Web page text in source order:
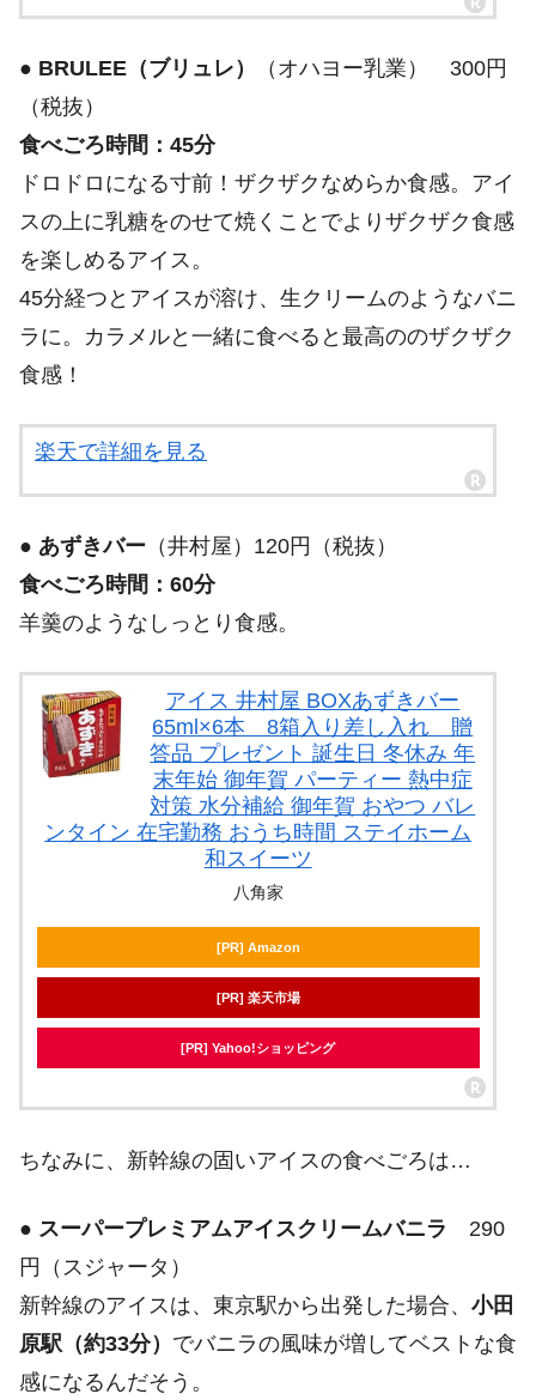
● BRULEE（ブリュレ）
（オハヨー乳業） 300円
（税抜）
食べごろ時間：45分
ドロドロになる寸前！ザクザクなめらか食感。アイ
スの上に乳糖をのせて焼くことでよりザクザク食感
を楽しめるアイス。
45分経つとアイスが溶け、生クリームのようなバニ
ラに。カラメルと一緒に食べると最高ののザクザク
食感！
楽天で詳細を見る
● あずきバー （井村屋）120円（税抜）
食べごろ時間：60分
羊羹のようなしっとり食感。
アイス 井村屋 BOXあずきバー
65ml×6本 8箱入り差し入れ 贈
答品 プレゼント 誕生日 冬休み 年
末年始 御年賀 パーティー 熱中症
対策 水分補給 御年賀 おやつ バレ
ンタイン 在宅勤務 おうち時間 ステイホーム
和スイーツ
八角家
[PR] Amazon
[PR] 楽天市場
[PR] Yahoo!ショッピング
ちなみに、新幹線の固いアイスの食べごろは…
● スーパープレミアムアイスクリームバニラ 290
円（スジャータ）
新幹線のアイスは、東京駅から出発した場合、 小田
原駅（約33分） でバニラの風味が増してベストな食
感になるんだそう。